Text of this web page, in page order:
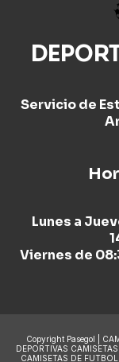
Servicio de
Lunes a
Viernes de
Copyright Pasegol |
DEPORTIVAS
CAMISETAS DE